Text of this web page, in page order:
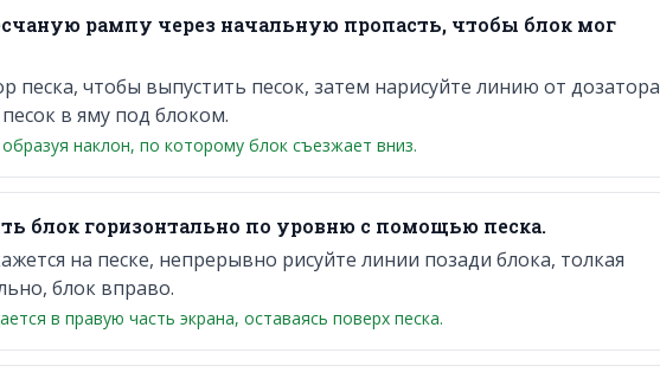
рампу через начальную пропасть, чтобы блок мог
песка, чтобы выпустить песок, затем нарисуйте линию от дозатора
в яму под блоком.
наклон, по которому блок съезжает вниз.
блок горизонтально по уровню с помощью песка.
на песке, непрерывно рисуйте линии позади блока, толкая
блок вправо.
в правую часть экрана, оставаясь поверх песка.